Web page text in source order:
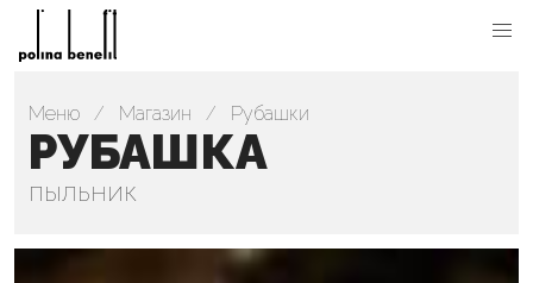
Меню Магазин Рубашки
РУБАШКА
пыльник